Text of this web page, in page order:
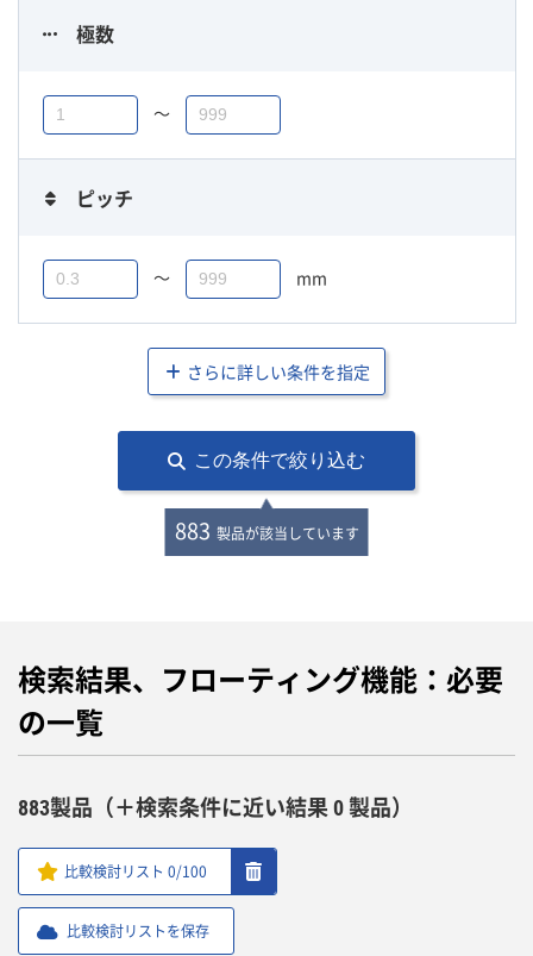
極数
〜
ピッチ
〜 mm
さらに詳しい条件を指定
この条件で絞り込む
883 製品が該当しています
検索結果、フローティング機能：必要
の一覧
883製品（＋検索条件に近い結果 0 製品）
比較検討リスト 0/100
比較検討リストを保存